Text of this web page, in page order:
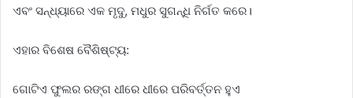
ଏବଂ ସନ୍ଧ୍ୟାରେ ଏକ ମୃଦୁ, ମଧୁର ସୁଗନ୍ଧି ନିର୍ଗତ କରେ।
ଏହାର ବିଶେଷ ବୈଶିଷ୍ଟ୍ୟ:
ଗୋଟିଏ ଫୁଲର ରଙ୍ଗ ଧୀରେ ଧୀରେ ପରିବର୍ତ୍ତନ ହୁଏ